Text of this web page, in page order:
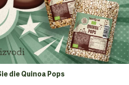
die Quinoa Pops